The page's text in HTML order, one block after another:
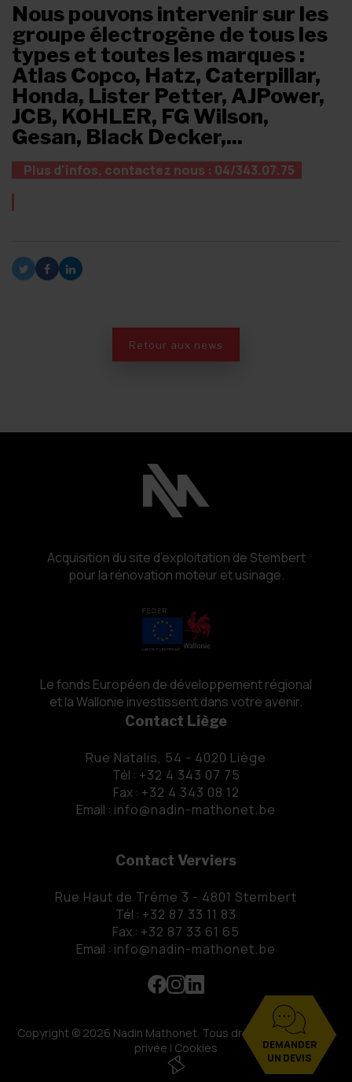
Nous pouvons intervenir sur les
groupe électrogène de tous les
types et toutes les marques :
Atlas Copco, Hatz, Caterpillar,
Honda, Lister Petter, AJPower,
JCB, KOHLER, FG Wilson,
Gesan, Black Decker,...
Plus d'infos, contactez nous : 04/343.07.75
Retour aux news
Acquisition du site d’exploitation de Stembert
pour la rénovation moteur et usinage.
Le fonds Européen de développement régional
et la Wallonie investissent dans votre avenir.
Contact Liège
Rue Natalis, 54 - 4020 Liège
Tél : +32 4 343 07 75
Fax : +32 4 343 08 12
Email : info@nadin-mathonet.be
Contact Verviers
Rue Haut de Trême 3 - 4801 Stembert
Tél : +32 87 33 11 83
Fax : +32 87 33 61 65
Email : info@nadin-mathonet.be
Copyright © 2026 Nadin Mathonet. Tous droits reservés |
Vie
privée | Cookies
DEMANDER
UN DEVIS